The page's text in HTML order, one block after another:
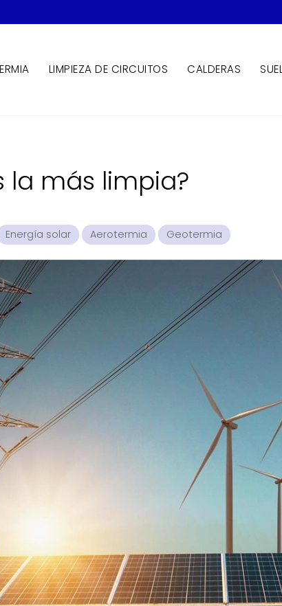
LIMPIEZA DE CIRCUITOS CALDERAS
la más limpia?
Energía solar Aerotermia Geotermia